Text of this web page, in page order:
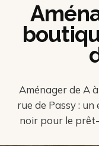
Aménager de A
rue de Passy :
noir pour le